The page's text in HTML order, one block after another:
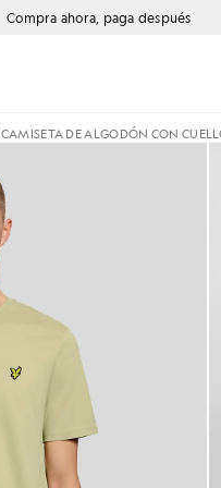
Compra ahora, paga después
CAMISETA DE ALGODÓN CON